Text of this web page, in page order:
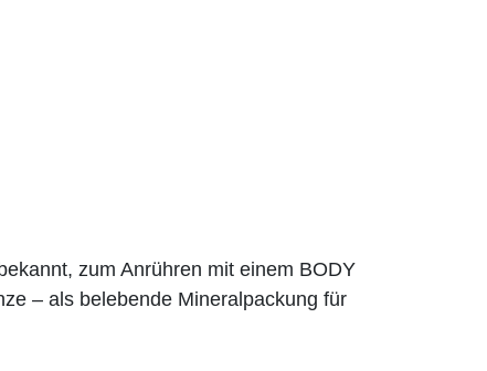
zum Anrühren mit einem BODY
– als belebende Mineralpackung für